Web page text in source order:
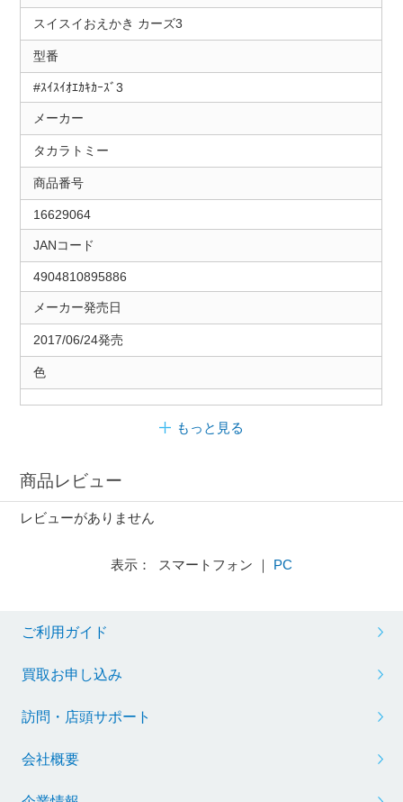
スイスイおえかき カーズ3
型番
#ｽｲｽｲｵｴｶｷｶｰｽﾞ3
メーカー
タカラトミー
商品番号
16629064
JANコード
4904810895886
メーカー発売日
2017/06/24発売
色
もっと見る
商品レビュー
レビューがありません
表示： スマートフォン ｜ PC
ご利用ガイド
買取お申し込み
訪問・店頭サポート
会社概要